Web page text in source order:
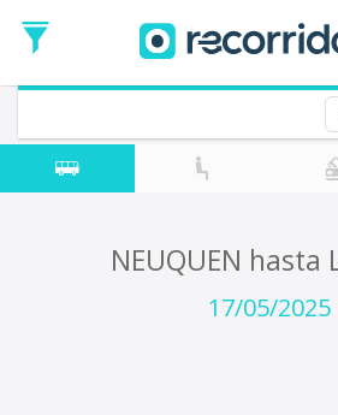
de
Ida
Vuelta (opcional)
Fecha
de
NEUQUEN hasta
17/05/2025